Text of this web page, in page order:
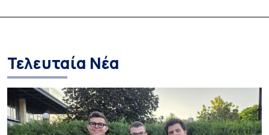
των ακαδημαϊκών βιβλιοθηκών
Τελευταία Νέα